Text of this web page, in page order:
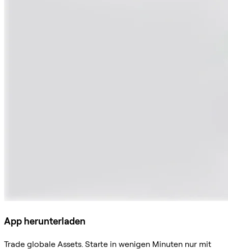
App herunterladen
Trade globale Assets. Starte in wenigen Minuten nur mit